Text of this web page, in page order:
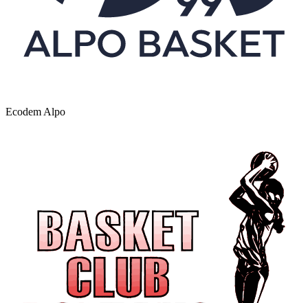
Ecodem Alpo